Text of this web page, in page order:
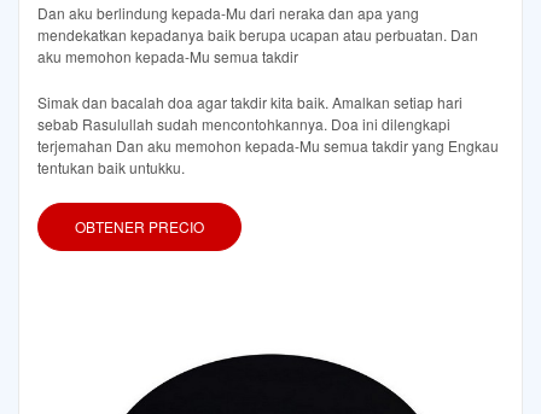
Dan aku berlindung kepada-Mu dari neraka dan apa yang
mendekatkan kepadanya baik berupa ucapan atau perbuatan. Dan
aku memohon kepada-Mu semua takdir
Simak dan bacalah doa agar takdir kita baik. Amalkan setiap hari
sebab Rasulullah sudah mencontohkannya. Doa ini dilengkapi
terjemahan Dan aku memohon kepada-Mu semua takdir yang Engkau
tentukan baik untukku.
OBTENER PRECIO